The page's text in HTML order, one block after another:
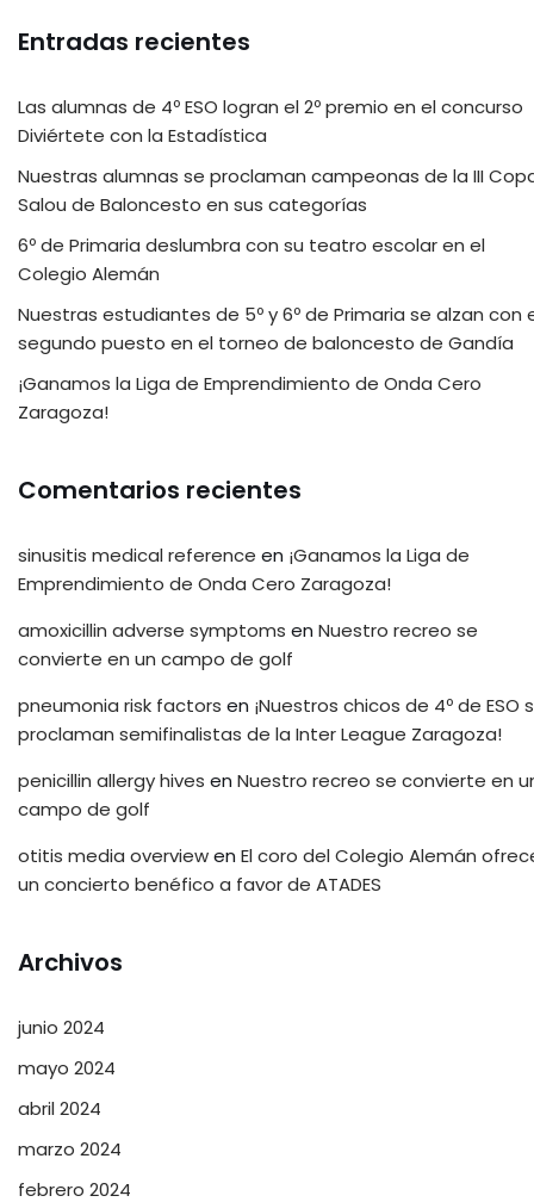
Entradas recientes
Las alumnas de 4º ESO logran el 2º premio en el concurso
Diviértete con la Estadística
Nuestras alumnas se proclaman campeonas de la III
Salou de Baloncesto en sus categorías
6º de Primaria deslumbra con su teatro escolar en el
Colegio Alemán
Nuestras estudiantes de 5º y 6º de Primaria se alzan con
segundo puesto en el torneo de baloncesto de Gandía
¡Ganamos la Liga de Emprendimiento de Onda Cero
Zaragoza!
Comentarios recientes
sinusitis medical reference en ¡Ganamos la Liga de
Emprendimiento de Onda Cero Zaragoza!
amoxicillin adverse symptoms en Nuestro recreo se
convierte en un campo de golf
pneumonia risk factors en ¡Nuestros chicos de 4º de ESO
proclaman semifinalistas de la Inter League Zaragoza!
penicillin allergy hives en Nuestro recreo se convierte en
campo de golf
otitis media overviewen El coro del Colegio Alemán
un concierto benéfico a favor de ATADES
Archivos
junio 2024
mayo 2024
abril 2024
marzo 2024
febrero 2024